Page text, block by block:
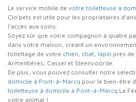
Le service mobile de votre toiletteuse à
Clo’pets est utile pour les propriétaires
l’accès aux soins.
Soyez sûr que votre compagnon à quatre
dans votre maison, créant un
toilettage de votre chien, chat, lapin près
Armentières, Cassel et Steenvoorde.
De plus, vous pouvez consulter notre
domicile à Pont-à-Marcq pour le bien-être
toiletteuse à domicile à Pont-à-Marcq La
votre animal !